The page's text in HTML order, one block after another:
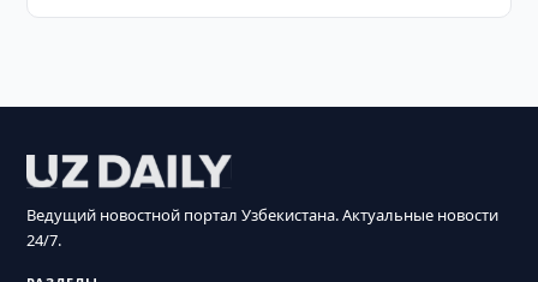
Ведущий новостной портал Узбекистана. Актуальные новости
24/7.